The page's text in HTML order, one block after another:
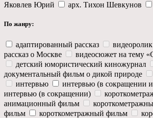
Яковлев Юрий
арх. Тихон Шевкунов
По жанру:
адаптированный рассказ видеоролик
рассказ о Москве
видеосюжет на тему
детский юмористический киножурнал
документальный фильм о дикой природе
интервью
интервью (в сокращении
интервью (в сокращении)
анимационный фильм
фильм
короткометражный фильм